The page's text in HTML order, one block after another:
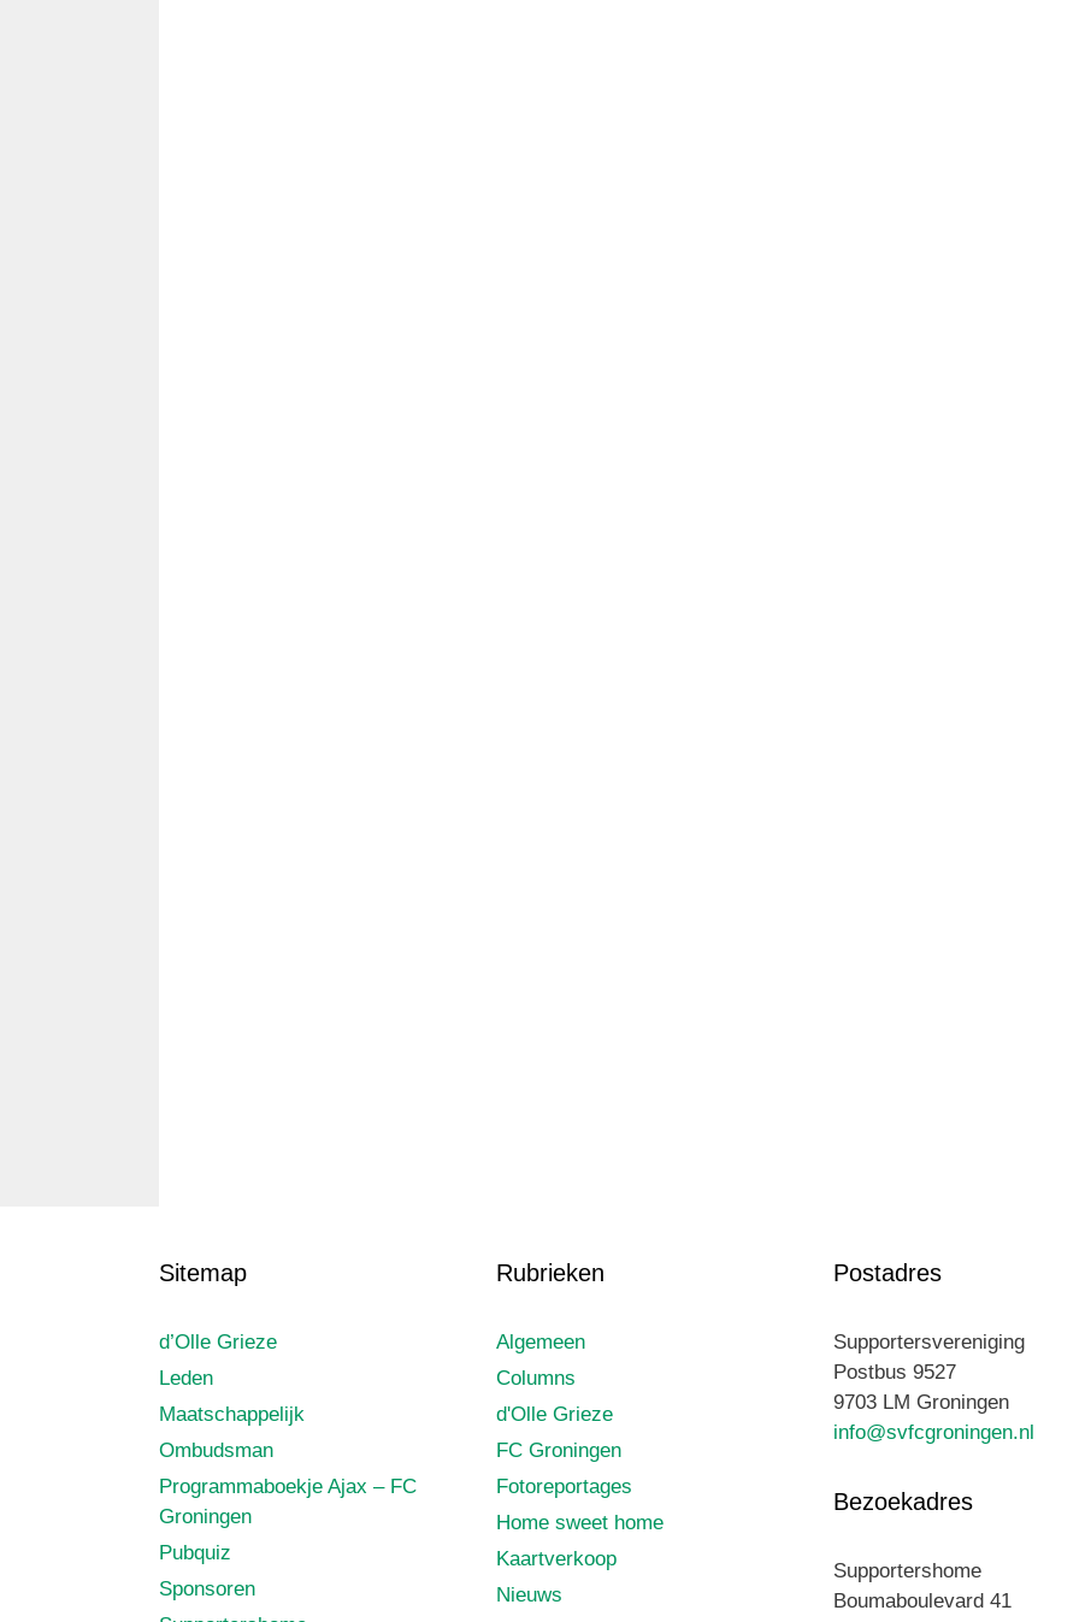
Sitemap
d’Olle Grieze
Leden
Maatschappelijk
Ombudsman
Programmaboekje Ajax – FC
Groningen
Pubquiz
Sponsoren
Rubrieken
Algemeen
Columns
d'Olle Grieze
FC Groningen
Fotoreportages
Home sweet home
Kaartverkoop
Nieuws
Postadres
Supportersvereniging
Postbus 9527
9703 LM Groningen
info@svfcgroningen.nl
Bezoekadres
Supportershome
Boumaboulevard 41